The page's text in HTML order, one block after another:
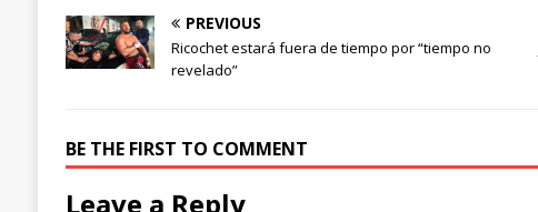
PREVIOUS
Ricochet estará fuera de tiempo por “tiempo no
revelado”
BE THE FIRST TO COMMENT
Leave a Reply